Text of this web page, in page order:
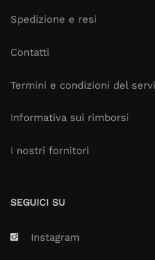
Spedizione e resi
Contatti
Termini e condizioni del
Informativa sui rimborsi
I nostri fornitori
SEGUICI SU
Instagram